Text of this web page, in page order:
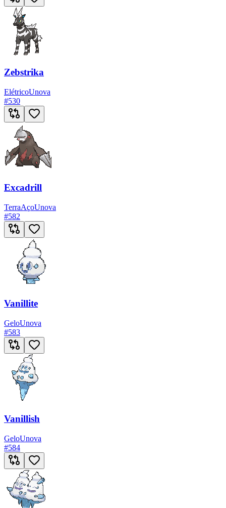
Zebstrika
ElétricoUnova
#530
Excadrill
TerraAçoUnova
#582
Vanillite
GeloUnova
#583
Vanillish
GeloUnova
#584